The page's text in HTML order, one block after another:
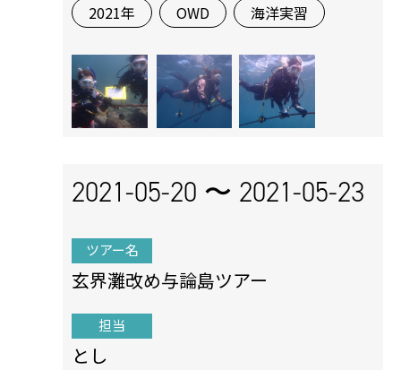
2021年 OWD 海洋実習
2021-05-20 〜 2021-05-23
ツアー名
玄界灘改め与論島ツアー
担当
とし